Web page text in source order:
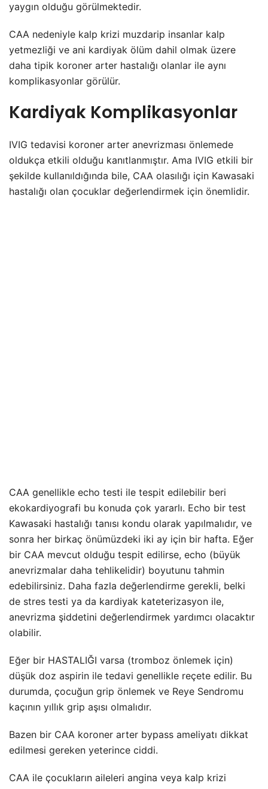
yaygın olduğu görülmektedir.
CAA nedeniyle kalp krizi muzdarip insanlar kalp
yetmezliği ve ani kardiyak ölüm dahil olmak üzere
daha tipik koroner arter hastalığı olanlar ile aynı
komplikasyonlar görülür.
Kardiyak Komplikasyonlar
IVIG tedavisi koroner arter anevrizması önlemede
oldukça etkili olduğu kanıtlanmıştır. Ama IVIG etkili bir
şekilde kullanıldığında bile, CAA olasılığı için Kawasaki
hastalığı olan çocuklar değerlendirmek için önemlidir.
CAA genellikle echo testi ile tespit edilebilir beri
ekokardiyografi bu konuda çok yararlı. Echo bir test
Kawasaki hastalığı tanısı kondu olarak yapılmalıdır, ve
sonra her birkaç önümüzdeki iki ay için bir hafta. Eğer
bir CAA mevcut olduğu tespit edilirse, echo (büyük
anevrizmalar daha tehlikelidir) boyutunu tahmin
edebilirsiniz. Daha fazla değerlendirme gerekli, belki
de stres testi ya da kardiyak kateterizasyon ile,
anevrizma şiddetini değerlendirmek yardımcı olacaktır
olabilir.
Eğer bir HASTALIĞI varsa (tromboz önlemek için)
düşük doz aspirin ile tedavi genellikle reçete edilir. Bu
durumda, çocuğun grip önlemek ve Reye Sendromu
kaçının yıllık grip aşısı olmalıdır.
Bazen bir CAA koroner arter bypass ameliyatı dikkat
edilmesi gereken yeterince ciddi.
CAA ile çocukların aileleri angina veya kalp krizi